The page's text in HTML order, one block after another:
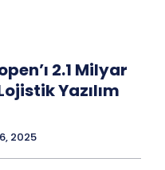
2.1 Milyar
Yazılım
2025